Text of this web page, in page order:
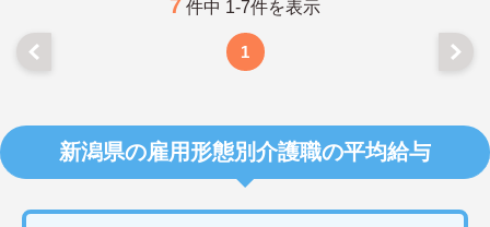
7 件中 1-7件を表示
1
新潟県の雇用形態別介護職の平均給与